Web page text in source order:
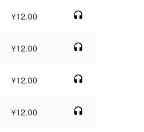
¥12.00
¥12.00
¥12.00
¥12.00